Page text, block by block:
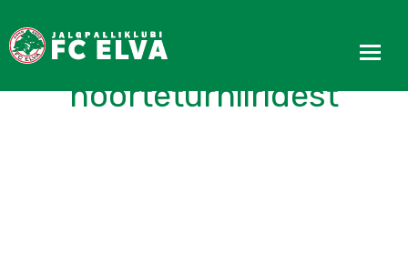
Kokkuvõtteid
noorteturniiridest